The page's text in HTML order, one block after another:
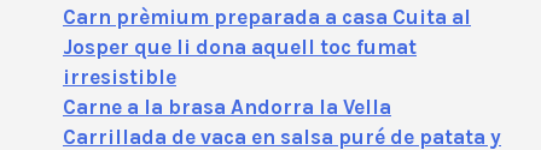
Carn prèmium preparada a casa Cuita al
Josper que li dona aquell toc fumat
irresistible
Carne a la brasa Andorra la Vella
Carrillada de vaca en salsa puré de patata y